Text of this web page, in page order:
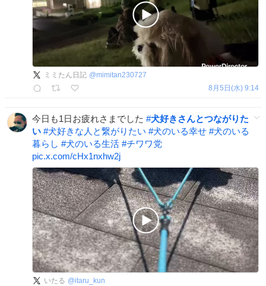
ミミたん日記 @mimitan230727
8月5日(水) 9:14
今日も1日お疲れさまでした #犬好きさんとつながりた
い #犬好きな人と繋がりたい #犬のいる幸せ #犬のいる
暮らし #犬のいる生活 #チワワ党
pic.x.com/cHx1nxhw2j
いたる @itaru_kun